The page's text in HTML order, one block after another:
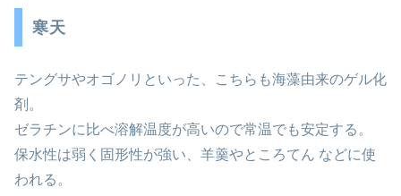
寒天
テングサやオゴノリといった、こちらも海藻由来のゲル化
剤。
ゼラチンに比べ溶解温度が高いので常温でも安定する。
保水性は弱く固形性が強い、羊羹やところてん などに使
われる。